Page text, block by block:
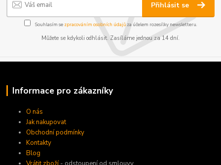
Přihlásit se
Souhlasím se zpracováním osobních údajůza účelem rozesílky newsletteru.
Můžete se kdykoli odhlásit. Zasíláme jednou za 14 dní.
Informace pro zákazníky
O nás
Jak nakupovat
Obchodní podmínky
Kontakty
Blog